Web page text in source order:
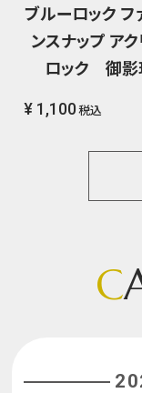
ブルーロック フ
ンスナップ ア
ロック 御影
¥ 1,100 税込
C